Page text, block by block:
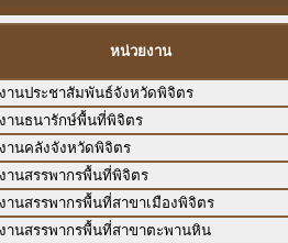
หน่วยงาน
านประชาสัมพันธ์จังหวัดพิจิตร
านธนารักษ์พื้นที่พิจิตร
านคลังจังหวัดพิจิตร
านสรรพากรพื้นที่พิจิตร
านสรรพากรพื้นที่สาขาเมืองพิจิตร
านสรรพากรพื้นที่สาขาตะพานหิน